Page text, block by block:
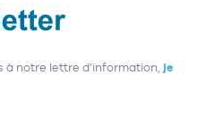
à notre lettre d’information, je